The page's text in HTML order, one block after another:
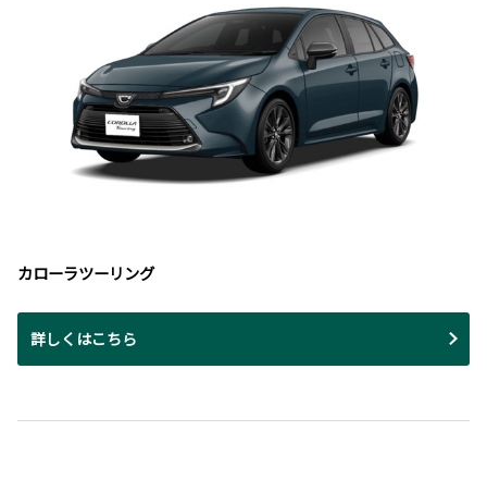
カローラツーリング
詳しくはこちら